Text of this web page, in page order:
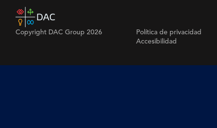
Copyright DAC Group 2026
Política de privacidad
Accesibilidad